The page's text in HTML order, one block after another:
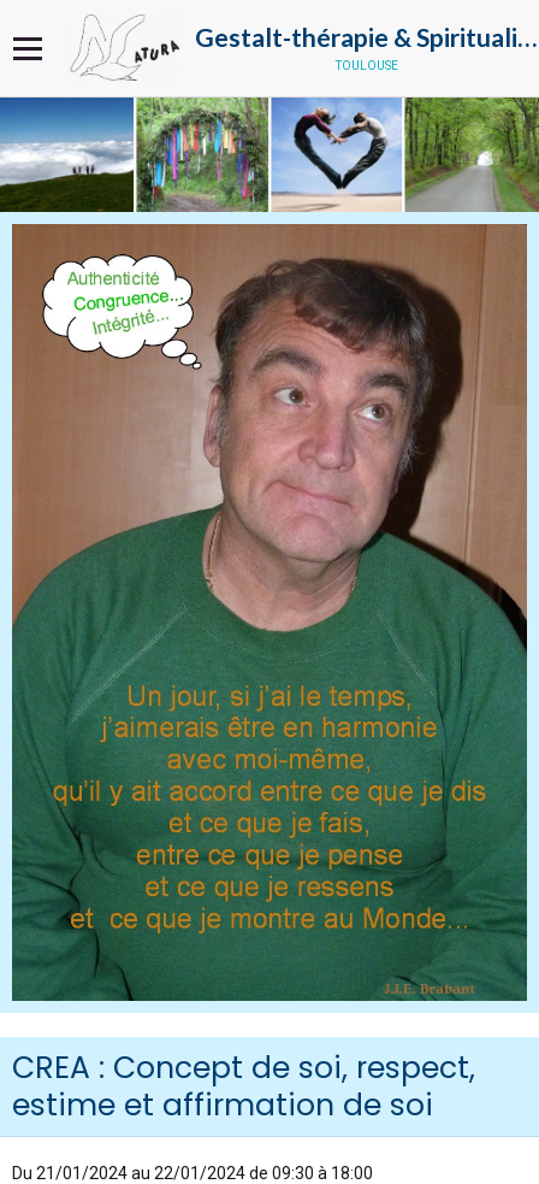
Gestalt-thérapie & Spiritualité
toulouse
CREA : Concept de soi, respect,
estime et affirmation de soi
Du 21/01/2024au 22/01/2024de 09:30 à 18:00